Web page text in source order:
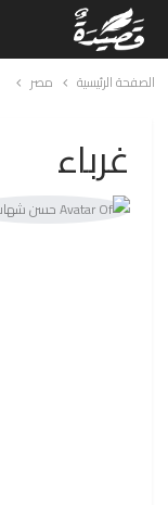
الصفحة الرئيسية مصر
غرباء